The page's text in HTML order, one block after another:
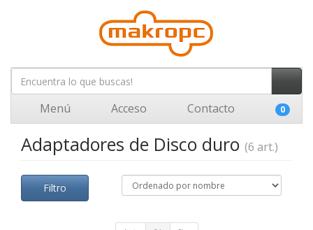
Menú Acceso Contacto 0
Adaptadores de Disco duro (6 art.)
Filtro